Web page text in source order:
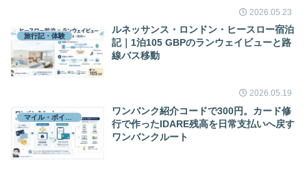
2026.05.23
旅行記・体験
ルネッサンス・ロンドン・ヒースロー宿泊
記｜1泊105 GBPのランウェイビューと路
線バス移動
2026.05.19
ワンバンク紹介コードで300円。カード修
行で作ったIDARE残高を日常支払いへ戻す
ワンバンクルート